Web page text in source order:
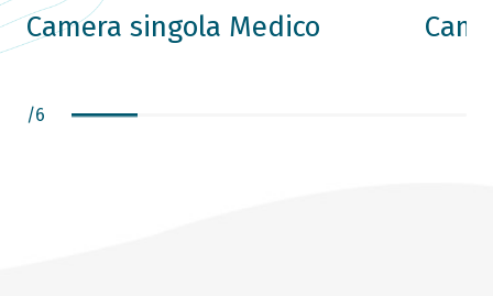
Camera singola Medico
/6